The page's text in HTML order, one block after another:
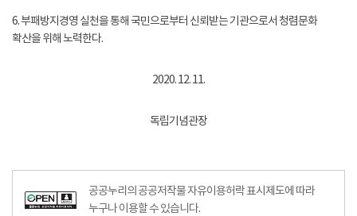
6. 부패방지경영 실천을 통해 국민으로부터 신뢰받는 기관으로서 청렴문화
확산을 위해 노력한다.
2020. 12. 11.
독립기념관장
공공누리의 공공저작물 자유이용허락 표시제도에 따라
누구나 이용할 수 있습니다.